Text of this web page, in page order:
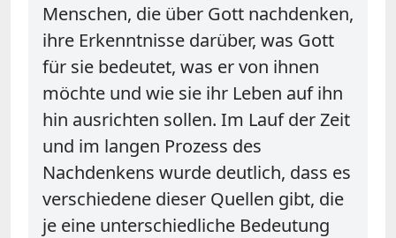
Menschen, die über Gott nachdenken,
ihre Erkenntnisse darüber, was Gott
für sie bedeutet, was er von ihnen
möchte und wie sie ihr Leben auf ihn
hin ausrichten sollen. Im Lauf der Zeit
und im langen Prozess des
Nachdenkens wurde deutlich, dass es
verschiedene dieser Quellen gibt, die
je eine unterschiedliche Bedeutung